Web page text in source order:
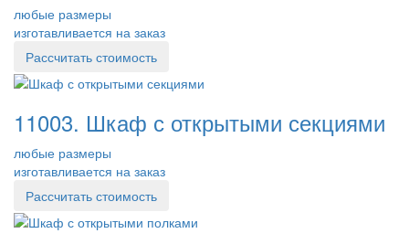
любые размеры
изготавливается на заказ
Рассчитать стоимость
11003. Шкаф с открытыми секциями
любые размеры
изготавливается на заказ
Рассчитать стоимость